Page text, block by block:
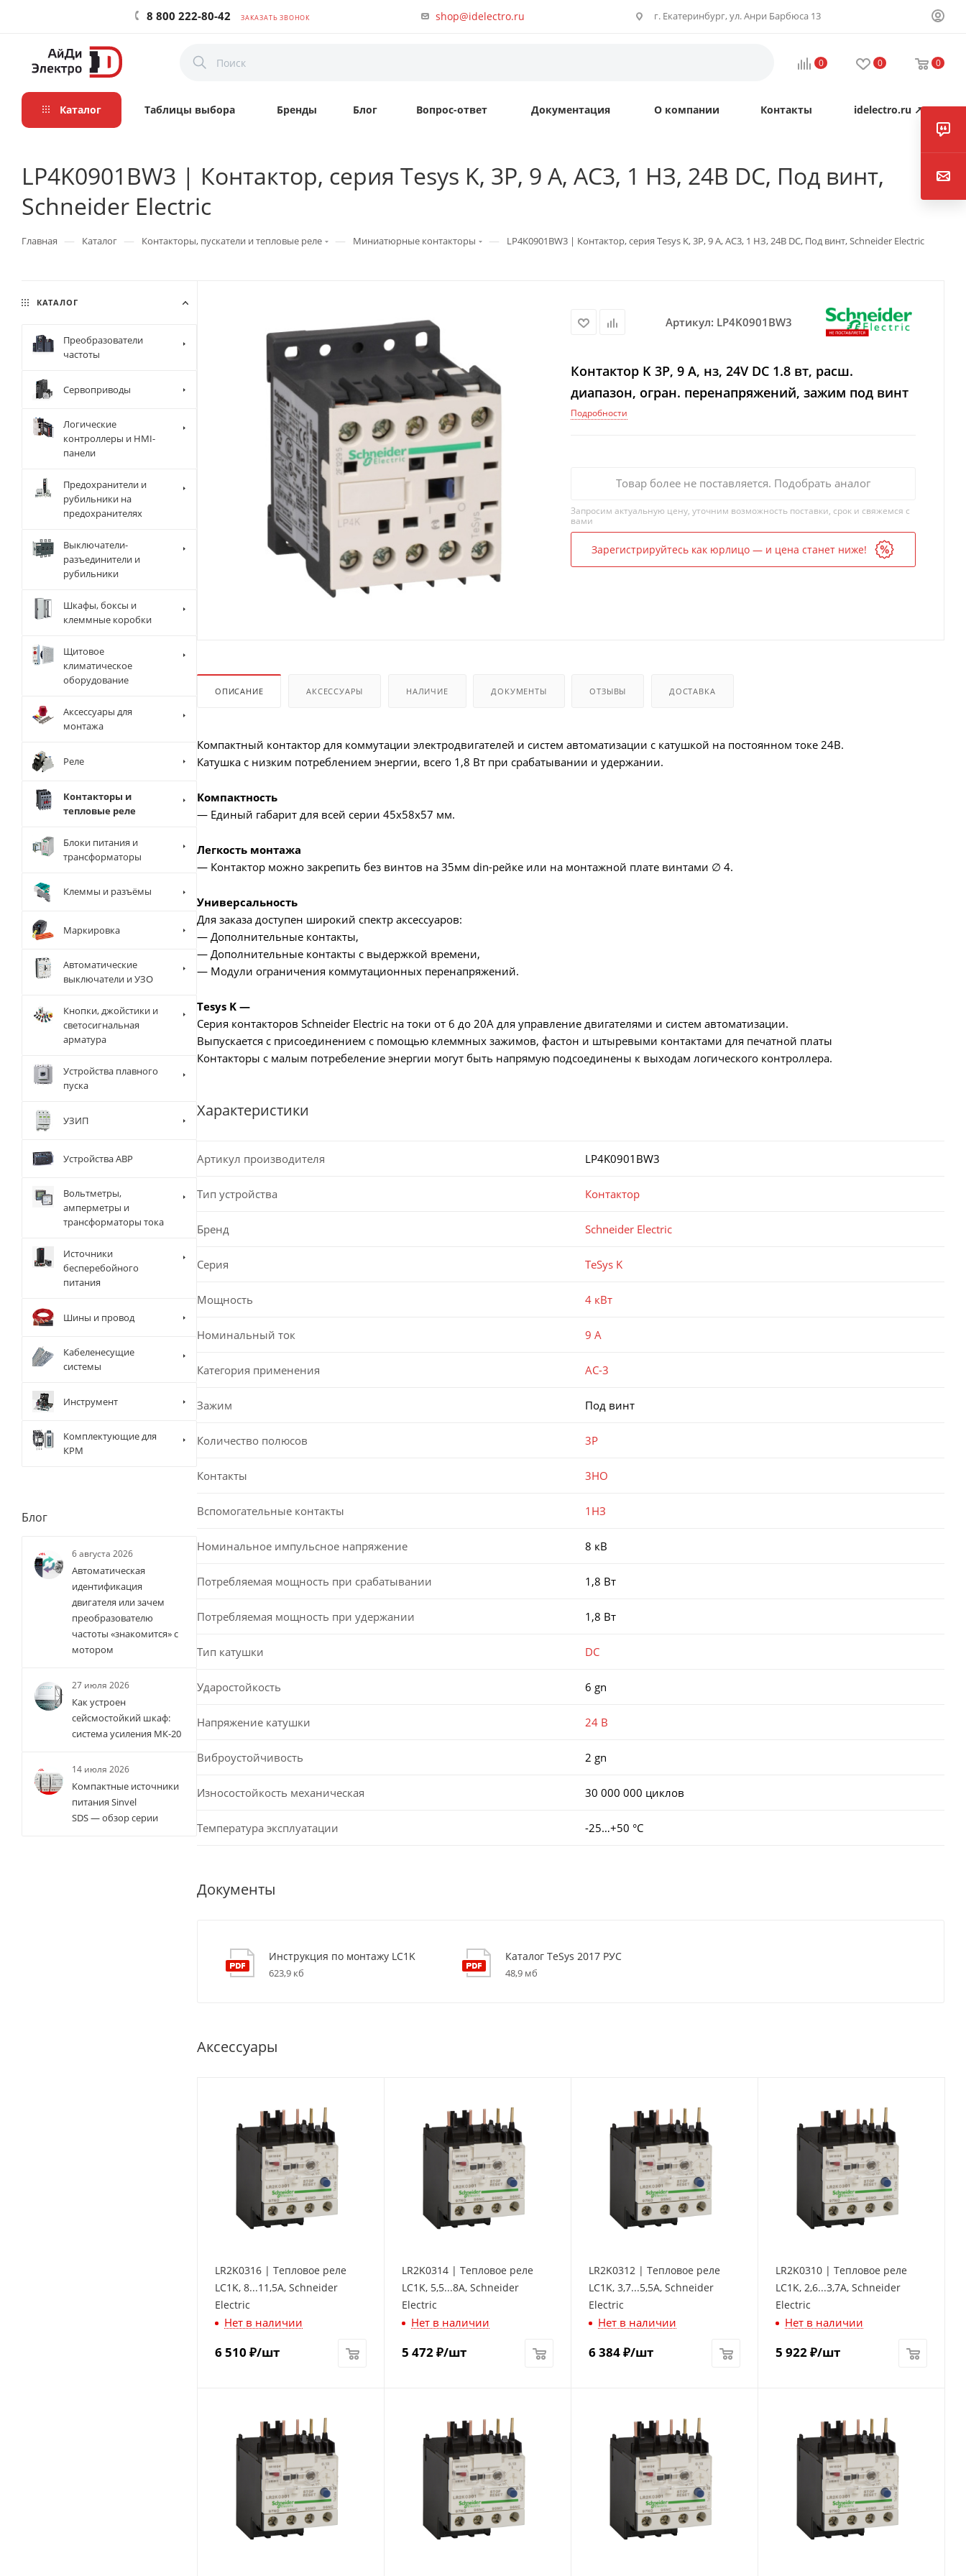
8 800 222-80-42 ЗАКАЗАТЬ ЗВОНОК shop@idelectro.ru г. Екатеринбург, ул. Анри Барбюса 13
0 0 0
Каталог Таблицы выбора Бренды Блог Вопрос-ответ Документация О компании Контакты idelectro.ru ↗
LP4K0901BW3 | Контактор, серия Tesys K, 3P, 9 А, AC3, 1 НЗ, 24В DC, Под винт,
Schneider Electric
Главная — Каталог — Контакторы, пускатели и тепловые реле — Миниатюрные контакторы — LP4K0901BW3 | Контактор, серия Tesys K, 3P, 9 А, AC3, 1 НЗ, 24В DC, Под винт, Schneider Electric
Артикул: LP4K0901BW3
Контактор K 3P, 9 A, нз, 24V DC 1.8 вт, расш.
диапазон, огран. перенапряжений, зажим под винт
Подробности
Товар более не поставляется. Подобрать аналог
Запросим актуальную цену, уточним возможность поставки, срок и свяжемся с
вами
Зарегистрируйтесь как юрлицо — и цена станет ниже!
ОПИСАНИЕ АКСЕССУАРЫ НАЛИЧИЕ ДОКУМЕНТЫ ОТЗЫВЫ ДОСТАВКА
Компактный контактор для коммутации электродвигателей и систем автоматизации с катушкой на постоянном токе 24В.
Катушка с низким потреблением энергии, всего 1,8 Вт при срабатывании и удержании.
Компактность
— Единый габарит для всей серии 45x58x57 мм.
Легкость монтажа
— Контактор можно закрепить без винтов на 35мм din-рейке или на монтажной плате винтами ∅ 4.
Универсальность
Для заказа доступен широкий спектр аксессуаров:
— Дополнительные контакты,
— Дополнительные контакты с выдержкой времени,
— Модули ограничения коммутационных перенапряжений.
Tesys K —
Серия контакторов Schneider Electric на токи от 6 до 20А для управление двигателями и систем автоматизации.
Выпускается с присоединением с помощью клеммных зажимов, фастон и штыревыми контактами для печатной платы
Контакторы с малым потребеление энергии могут быть напрямую подсоединены к выходам логического контроллера.
Характеристики
Артикул производителя LP4K0901BW3
Тип устройства Контактор
Бренд Schneider Electric
Серия TeSys K
Мощность 4 кВт
Номинальный ток 9 А
Категория применения AC-3
Зажим Под винт
Количество полюсов 3P
Контакты 3НО
Вспомогательные контакты 1НЗ
Номинальное импульсное напряжение 8 кВ
Потребляемая мощность при срабатывании 1,8 Вт
Потребляемая мощность при удержании 1,8 Вт
Тип катушки DC
Ударостойкость 6 gn
Напряжение катушки 24 В
Виброустойчивость 2 gn
Износостойкость механическая 30 000 000 циклов
Температура эксплуатации -25…+50 °С
Документы
Инструкция по монтажу LC1K
623,9 кб
Каталог TeSys 2017 РУС
48,9 мб
Аксессуары
LR2K0316 | Тепловое реле
LC1K, 8...11,5A, Schneider
Electric
Нет в наличии
6 510 ₽/шт
LR2K0314 | Тепловое реле
LC1K, 5,5...8A, Schneider
Electric
Нет в наличии
5 472₽/шт
LR2K0312 | Тепловое реле
LC1K, 3,7...5,5A, Schneider
Electric
Нет в наличии
6 384₽/шт
LR2K0310 | Тепловое реле
LC1K, 2,6...3,7A, Schneider
Electric
Нет в наличии
5 922₽/шт
КАТАЛОГ
Преобразователи
частоты
Сервоприводы
Логические
контроллеры и HMI-
панели
Предохранители и
рубильники на
предохранителях
Выключатели-
разъединители и
рубильники
Шкафы, боксы и
клеммные коробки
Щитовое
климатическое
оборудование
Аксессуары для
монтажа
Реле
Контакторы и
тепловые реле
Блоки питания и
трансформаторы
Клеммы и разъёмы
Маркировка
Автоматические
выключатели и УЗО
Кнопки, джойстики и
светосигнальная
арматура
Устройства плавного
пуска
УЗИП
Устройства АВР
Вольтметры,
амперметры и
трансформаторы тока
Источники
бесперебойного
питания
Шины и провод
Кабеленесущие
системы
Инструмент
Комплектующие для
КРМ
Блог
6 августа 2026
Автоматическая
идентификация
двигателя или зачем
преобразователю
частоты «знакомится» с
мотором
27 июля 2026
Как устроен
сейсмостойкий шкаф:
система усиления МК-20
14 июля 2026
Компактные источники
питания Sinvel
SDS — обзор серии